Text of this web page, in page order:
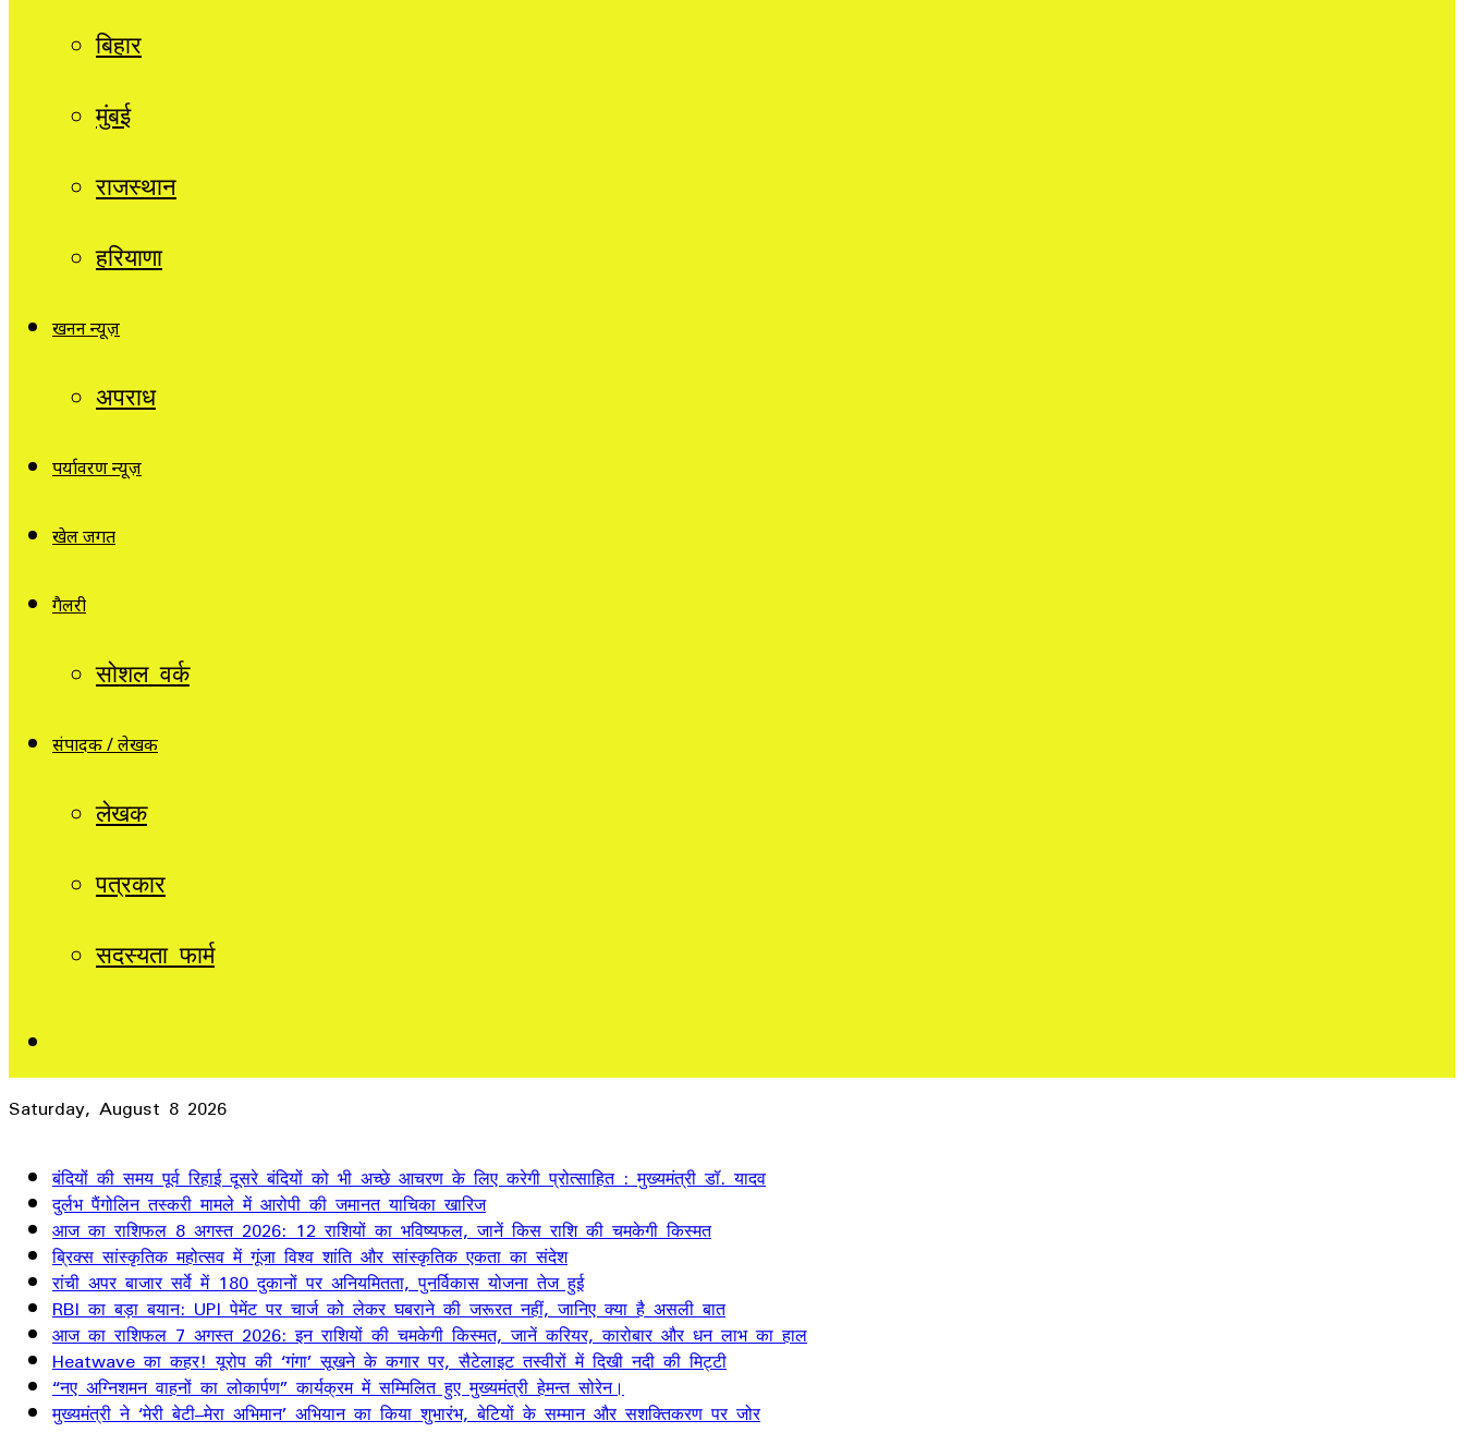
बिहार
मुंबई
राजस्थान
हरियाणा
खनन न्यूज़
अपराध
पर्यावरण न्यूज़
खेल जगत
गैलरी
सोशल वर्क
संपादक / लेखक
लेखक
पत्रकार
सदस्यता फार्म
Saturday, August 8 2026
बंदियों की समय पूर्व रिहाई दूसरे बंदियों को भी अच्छे आचरण के लिए करेगी प्रोत्साहित : मुख्यमंत्री डॉ. यादव
दुर्लभ पैंगोलिन तस्करी मामले में आरोपी की जमानत याचिका खारिज
आज का राशिफल 8 अगस्त 2026: 12 राशियों का भविष्यफल, जानें किस राशि की चमकेगी किस्मत
ब्रिक्स सांस्कृतिक महोत्सव में गूंजा विश्व शांति और सांस्कृतिक एकता का संदेश
रांची अपर बाजार सर्वे में 180 दुकानों पर अनियमितता, पुनर्विकास योजना तेज हुई
RBI का बड़ा बयान: UPI पेमेंट पर चार्ज को लेकर घबराने की जरूरत नहीं, जानिए क्या है असली बात
आज का राशिफल 7 अगस्त 2026: इन राशियों की चमकेगी किस्मत, जानें करियर, कारोबार और धन लाभ का हाल
Heatwave का कहर! यूरोप की ‘गंगा’ सूखने के कगार पर, सैटेलाइट तस्वीरों में दिखी नदी की मिट्टी
“नए अग्निशमन वाहनों का लोकार्पण” कार्यक्रम में सम्मिलित हुए मुख्यमंत्री हेमन्त सोरेन।
मुख्यमंत्री ने ‘मेरी बेटी–मेरा अभिमान’ अभियान का किया शुभारंभ, बेटियों के सम्मान और सशक्तिकरण पर जोर